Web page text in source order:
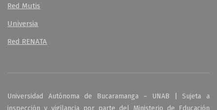
Red Mutis
Universia
Red RENATA
Universidad Autónoma de Bucaramanga – UNAB | Sujeta a
inspección y vigilancia por parte del Ministerio de Educación